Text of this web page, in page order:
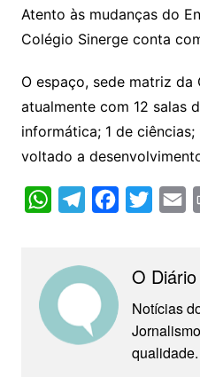
Atento às mudanças do
Colégio Sinerge conta
O espaço, sede matriz da
atualmente com 12 salas
informática; 1 de
voltado a
W
t
s
A
e
r
b
t
t
e
r
i
l
O
Notícias
qualidade.